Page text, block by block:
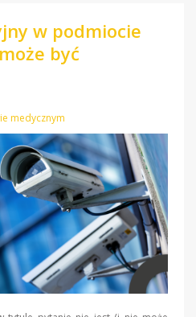
w podmiocie
być
medycznym